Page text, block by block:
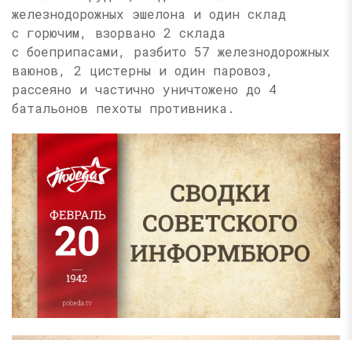
железнодорожных эшелона и один склад
с горючим, взорвано 2 склада
с боеприпасами, разбито 57 железнодорожных
ваюнов, 2 цистерны и один паровоз,
рассеяно и частично уничтожено до 4
батальонов пехоты противника.